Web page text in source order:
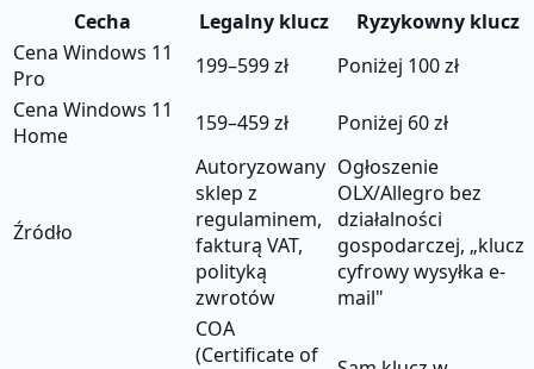
Cecha
Legalny klucz
Ryzykowny klucz
Cena Windows 11
Pro
199–599 zł
Poniżej 100 zł
Cena Windows 11
Home
159–459 zł Poniżej 60 zł
Źródło
Autoryzowany
sklep z
regulaminem,
fakturą VAT,
polityką
zwrotów
Ogłoszenie
OLX/Allegro bez
działalności
gospodarczej, „klucz
cyfrowy wysyłka e-
mail"
COA
(Certificate of